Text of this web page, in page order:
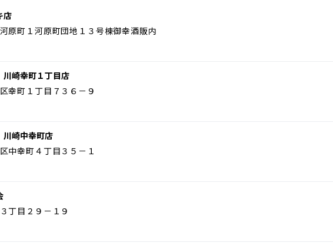
店
原町１河原町団地１３号棟御幸酒販内
崎幸町１丁目店
幸町１丁目７３６－９
崎中幸町店
中幸町４丁目３５－１
丁目２９－１９